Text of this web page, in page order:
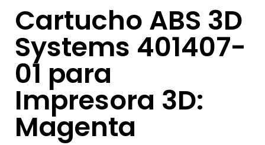
Cartucho ABS 3D
Systems 401407-
01 para
Impresora 3D:
Magenta